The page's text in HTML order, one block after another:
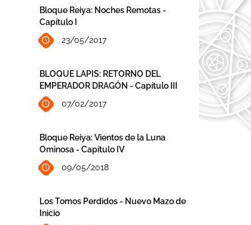
Bloque Reiya: Noches Remotas -
Capítulo I
23/05/2017
BLOQUE LAPIS: RETORNO DEL
EMPERADOR DRAGÓN - Capítulo III
07/02/2017
Bloque Reiya: Vientos de la Luna
Ominosa - Capítulo IV
09/05/2018
Los Tomos Perdidos - Nuevo Mazo de
Inicio